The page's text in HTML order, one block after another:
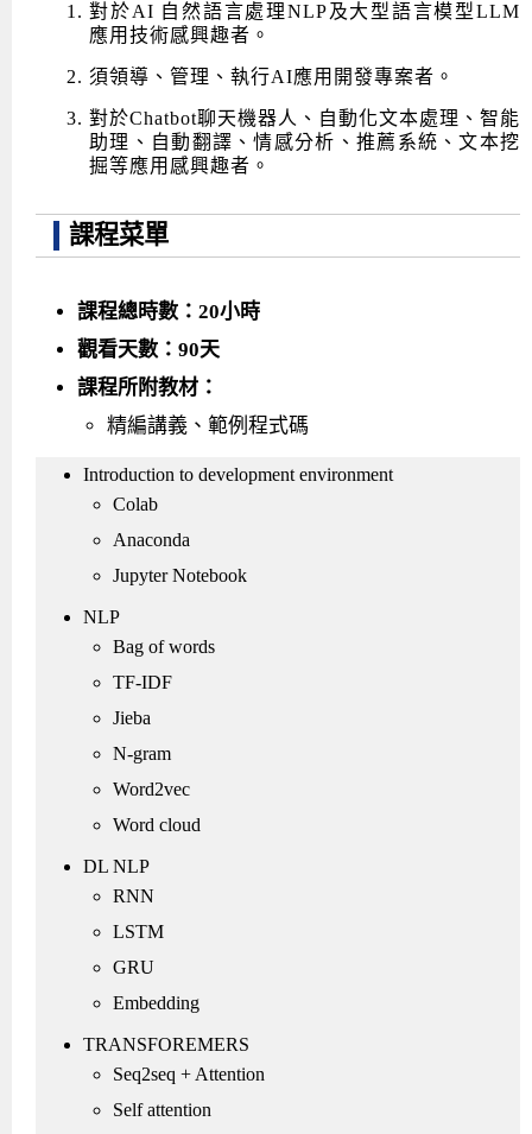
對於AI 自然語言處理NLP及大型語言模型LLM
應用技術感興趣者。
須領導、管理、執行AI應用開發專案者。
對於Chatbot聊天機器人、自動化文本處理、智能
助理、自動翻譯、情感分析、推薦系統、文本挖
掘等應用感興趣者。
課程菜單
課程總時數：20小時
觀看天數：90天
課程所附教材：
精編講義、範例程式碼
Introduction to development environment
Colab
Anaconda
Jupyter Notebook
NLP
Bag of words
TF-IDF
Jieba
N-gram
Word2vec
Word cloud
DL NLP
RNN
LSTM
GRU
Embedding
TRANSFOREMERS
Seq2seq + Attention
Self attention